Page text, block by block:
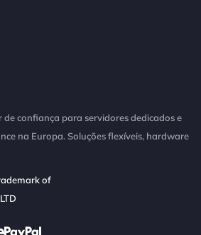
de confiança para servidores dedicados e
na Europa. Soluções flexíveis, hardware
of